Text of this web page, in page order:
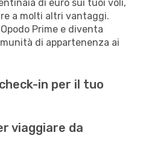
di euro sui tuoi voli,
a molti altri vantaggi.
Prime e diventa
di appartenenza ai
in per il tuo
viaggiare da